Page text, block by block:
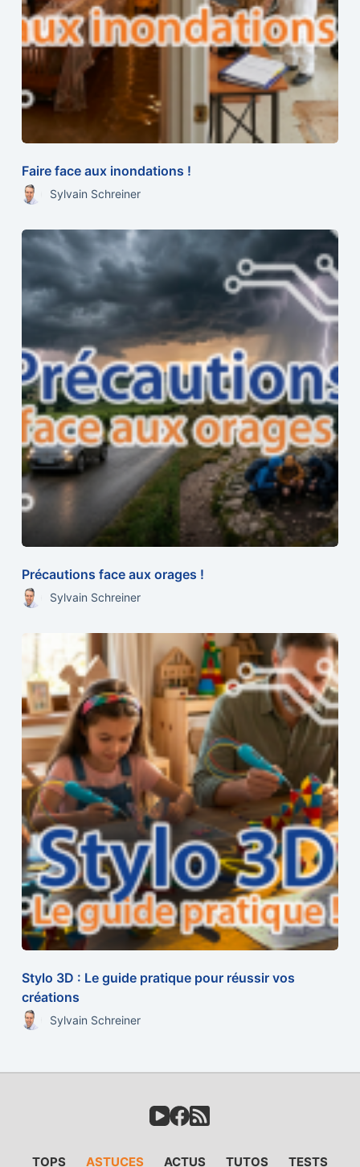
Faire face aux inondations !
Sylvain Schreiner
Précautions face aux orages !
Sylvain Schreiner
Stylo 3D : Le guide pratique pour réussir vos
créations
Sylvain Schreiner
TOPS ASTUCES ACTUS TUTOS TESTS